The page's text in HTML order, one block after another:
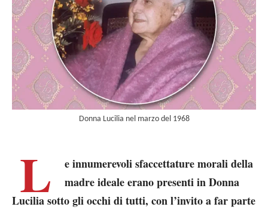
Donna Lucilia nel marzo del 1968
L
e innumerevoli sfaccettature morali della
madre ideale erano presenti in Donna
Lucilia sotto gli occhi di tutti, con l’invito a far parte